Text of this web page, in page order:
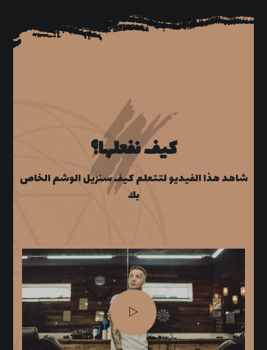
كيف نفعلها؟
شاهد هذا الفيديو لتتعلم كيف سنزيل الوشم الخاص
بك